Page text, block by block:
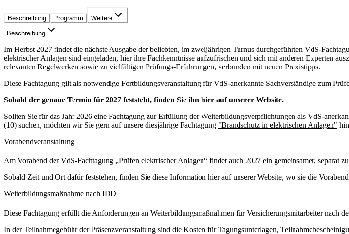
Beschreibung Programm Weitere
Beschreibung
Im Herbst 2027 findet die nächste Ausgabe der beliebten, im zweijährigen Turnus durchgeführten VdS-
elektrischer Anlagen sind eingeladen, hier ihre Fachkenntnisse aufzufrischen und sich mit anderen Experten
relevanten Regelwerken sowie zu vielfältigen Prüfungs-Erfahrungen, verbunden mit neuen Praxistipps.
Diese Fachtagung gilt als notwendige Fortbildungsveranstaltung für VdS-anerkannte Sachverständige zum
Sobald der genaue Termin für 2027 feststeht, finden Sie ihn hier auf unserer Website.
Sollten Sie für das Jahr 2026 eine Fachtagung zur Erfüllung der Weiterbildungsverpflichtungen als VdS-
(10) suchen, möchten wir Sie gern auf unsere diesjährige Fachtagung "Brandschutz in elektrischen Anlagen"
Vorabendveranstaltung
Am Vorabend der VdS-Fachtagung „Prüfen elektrischer Anlagen“ findet auch 2027 ein gemeinsamer, separat
Sobald Zeit und Ort dafür feststehen, finden Sie diese Information hier auf unserer Website, wo sie die
Weiterbildungsmaßnahme nach IDD
Diese Fachtagung erfüllt die Anforderungen an Weiterbildungsmaßnahmen für Versicherungsmitarbeiter
In der Teilnahmegebühr der Präsenzveranstaltung sind die Kosten für Tagungsunterlagen,